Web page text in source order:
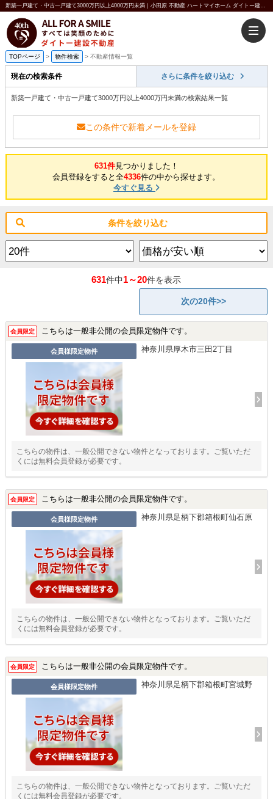
新築一戸建て・中古一戸建て3000万円以上4000万円未満｜小田原 不動産 ハートマイホーム ダイトー建設不動産
TOPページ > 物件検索 > 不動産情報一覧
現在の検索条件 さらに条件を絞り込む
新築一戸建て・中古一戸建て3000万円以上4000万円未満の検索結果一覧
この条件で新着メールを登録
631件見つかりました！
会員登録をすると全4336件の中から探せます。
今すぐ見る
条件を絞り込む
631件中1～20件を表示
次の20件>>
会員限定 こちらは一般非公開の会員限定物件です。
会員様限定物件 神奈川県厚木市三田2丁目
こちらの物件は、一般公開できない物件となっております。ご覧いただ
くには無料会員登録が必要です。
会員限定 こちらは一般非公開の会員限定物件です。
会員様限定物件 神奈川県足柄下郡箱根町仙石原
こちらの物件は、一般公開できない物件となっております。ご覧いただ
くには無料会員登録が必要です。
会員限定 こちらは一般非公開の会員限定物件です。
会員様限定物件 神奈川県足柄下郡箱根町宮城野
こちらの物件は、一般公開できない物件となっております。ご覧いただ
くには無料会員登録が必要です。